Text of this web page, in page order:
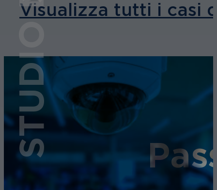
Visualizza tutti i casi